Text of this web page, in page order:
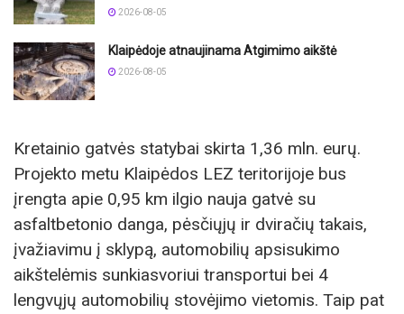
2026-08-05
Klaipėdoje atnaujinama Atgimimo aikštė
2026-08-05
Kretainio gatvės statybai skirta 1,36 mln. eurų.
Projekto metu Klaipėdos LEZ teritorijoje bus
įrengta apie 0,95 km ilgio nauja gatvė su
asfaltbetonio danga, pėsčiųjų ir dviračių takais,
įvažiavimu į sklypą, automobilių apsisukimo
aikštelėmis sunkiasvoriui transportui bei 4
lengvųjų automobilių stovėjimo vietomis. Taip pat